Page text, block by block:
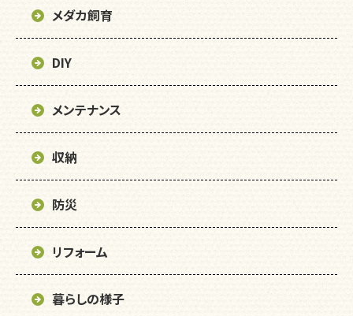
メダカ飼育
DIY
メンテナンス
収納
防災
リフォーム
暮らしの様子